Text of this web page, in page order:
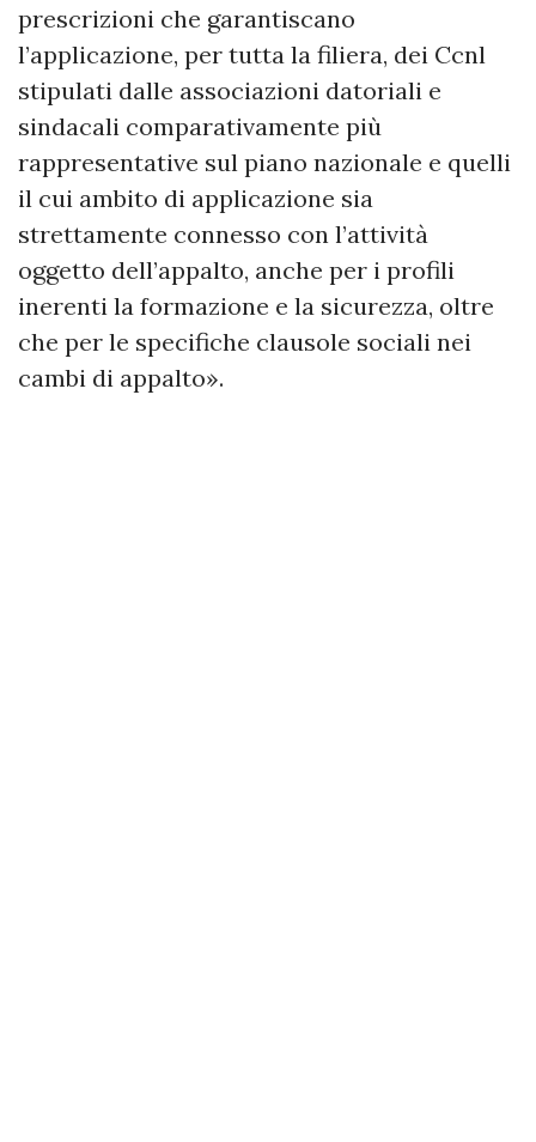
prescrizioni che garantiscano
l’applicazione, per tutta la filiera, dei Ccnl
stipulati dalle associazioni datoriali e
sindacali comparativamente più
rappresentative sul piano nazionale e quelli
il cui ambito di applicazione sia
strettamente connesso con l’attività
oggetto dell’appalto, anche per i profili
inerenti la formazione e la sicurezza, oltre
che per le specifiche clausole sociali nei
cambi di appalto».